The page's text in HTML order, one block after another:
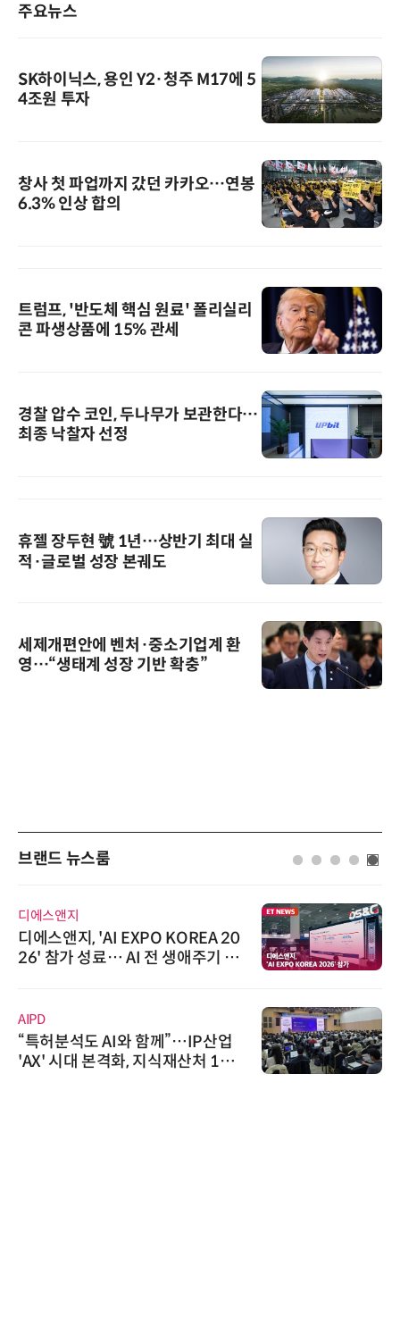
주요뉴스
SK하이닉스, 용인 Y2·청주 M17에 5
4조원 투자
창사 첫 파업까지 갔던 카카오…연봉
6.3% 인상 합의
트럼프, '반도체 핵심 원료' 폴리실리
콘 파생상품에 15% 관세
경찰 압수 코인, 두나무가 보관한다…
최종 낙찰자 선정
휴젤 장두현 號 1년…상반기 최대 실
적·글로벌 성장 본궤도
세제개편안에 벤처·중소기업계 환
영…“생태계 성장 기반 확충”
브랜드 뉴스룸
디에스앤지
디에스앤지, 'AI EXPO KOREA 20
26' 참가 성료… AI 전 생애주기 아
AIPD
“특허분석도 AI와 함께”…IP산업
'AX' 시대 본격화, 지식재산처 1호